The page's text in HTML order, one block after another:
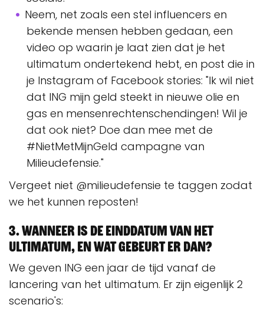
Neem, net zoals een stel influencers en
bekende mensen hebben gedaan, een
video op waarin je laat zien dat je het
ultimatum ondertekend hebt, en post die in
je Instagram of Facebook stories: "Ik wil niet
dat ING mijn geld steekt in nieuwe olie en
gas en mensenrechtenschendingen! Wil je
dat ook niet? Doe dan mee met de
#NietMetMijnGeld campagne van
Milieudefensie."
Vergeet niet @milieudefensie te taggen zodat
we het kunnen reposten!
3. Wanneer is de einddatum van het
ultimatum, en wat gebeurt er dan?
We geven ING een jaar de tijd vanaf de
lancering van het ultimatum. Er zijn eigenlijk 2
scenario's: